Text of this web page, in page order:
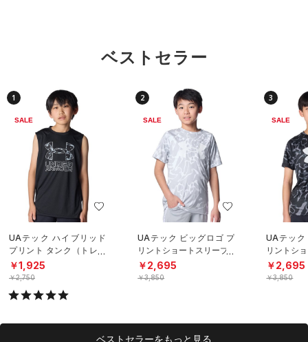
ベストセラー
1
SALE
UAテック ハイブリッド
プリント タンク（トレー
ニング/BOYS）
￥1,925
￥2,750
2
SALE
UAテック ビッグロゴ プ
リントショートスリーブT
シャツ（トレーニング/B
OYS）
￥2,695
￥3,850
3
SALE
UAテック
リントシ
シャツ（
OYS）
￥2,695
￥3,850
ベストセラーをもっと見る